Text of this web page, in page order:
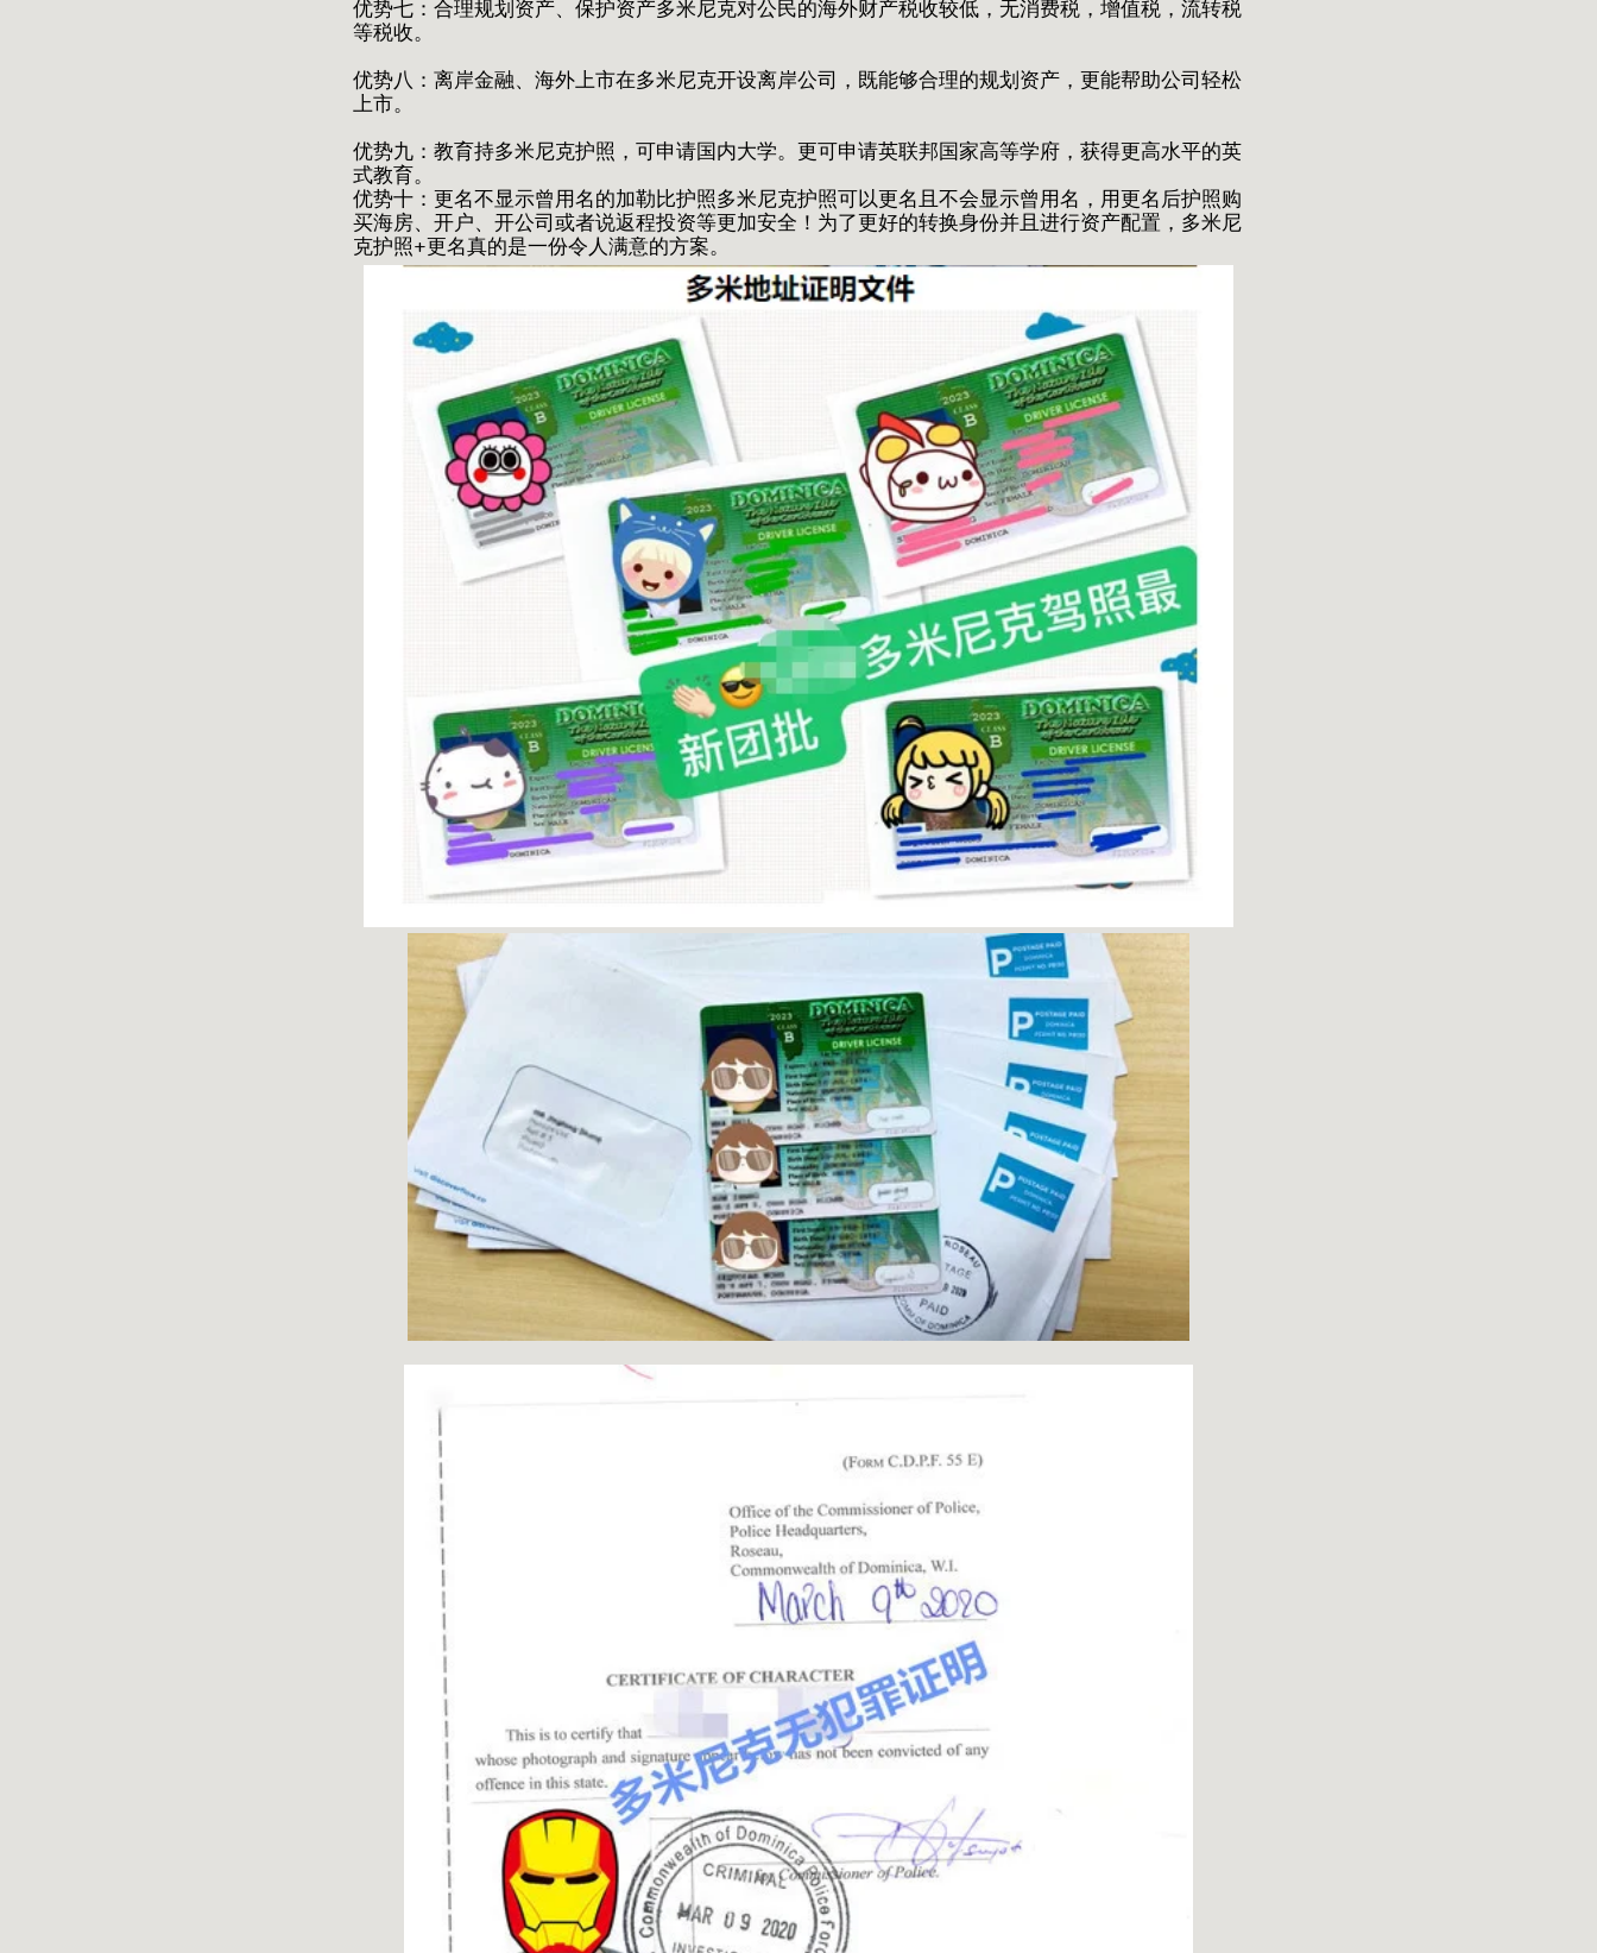
优势七：合理规划资产、保护资产多米尼克对公民的海外财产税收较低，无消费税，增值税，流转税
等税收。
优势八：离岸金融、海外上市在多米尼克开设离岸公司，既能够合理的规划资产，更能帮助公司轻松
上市。
优势九：教育持多米尼克护照，可申请国内大学。更可申请英联邦国家高等学府，获得更高水平的英
式教育。
优势十：更名不显示曾用名的加勒比护照多米尼克护照可以更名且不会显示曾用名，用更名后护照购
买海房、开户、开公司或者说返程投资等更加安全！为了更好的转换身份并且进行资产配置，多米尼
克护照+更名真的是一份令人满意的方案。